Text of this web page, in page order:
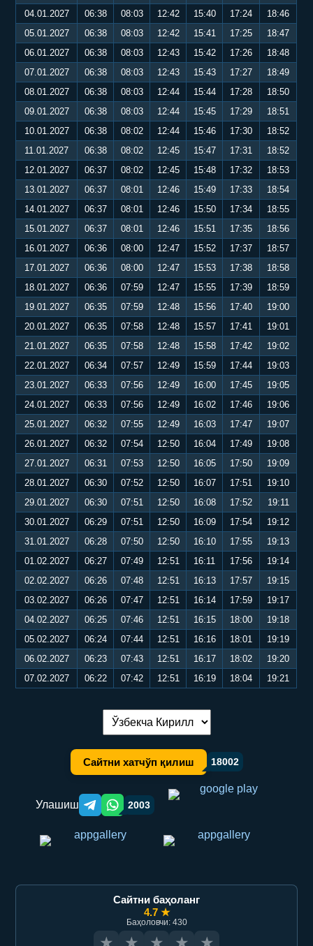
04.01.2027
06:38 08:03 12:42 15:40 17:24
18:46
05.01.2027
06:38 08:03 12:42 15:41 17:25
18:47
06.01.2027
06:38 08:03 12:43 15:42 17:26
18:48
07.01.2027
06:38 08:03 12:43 15:43 17:27
18:49
08.01.2027
06:38 08:03 12:44 15:44 17:28
18:50
09.01.2027
06:38 08:03 12:44 15:45 17:29
18:51
10.01.2027
06:38 08:02 12:44 15:46 17:30
18:52
11.01.2027
06:38 08:02 12:45 15:47 17:31
18:52
12.01.2027
06:37 08:02 12:45 15:48 17:32
18:53
13.01.2027
06:37 08:01 12:46 15:49 17:33
18:54
14.01.2027
06:37 08:01 12:46 15:50 17:34
18:55
15.01.2027
06:37 08:01 12:46 15:51 17:35
18:56
16.01.2027
06:36 08:00 12:47 15:52 17:37
18:57
17.01.2027
06:36 08:00 12:47 15:53 17:38
18:58
18.01.2027
06:36 07:59 12:47 15:55 17:39
18:59
19.01.2027
06:35 07:59 12:48 15:56 17:40
19:00
20.01.2027
06:35 07:58 12:48 15:57 17:41
19:01
21.01.2027
06:35 07:58 12:48 15:58 17:42
19:02
22.01.2027
06:34 07:57 12:49 15:59 17:44
19:03
23.01.2027
06:33 07:56 12:49 16:00 17:45
19:05
24.01.2027
06:33 07:56 12:49 16:02 17:46
19:06
25.01.2027
06:32 07:55 12:49 16:03 17:47
19:07
26.01.2027
06:32 07:54 12:50 16:04 17:49
19:08
27.01.2027
06:31 07:53 12:50 16:05 17:50
19:09
28.01.2027
06:30 07:52 12:50 16:07 17:51
19:10
29.01.2027
06:30 07:51 12:50 16:08 17:52
19:11
30.01.2027
06:29 07:51 12:50 16:09 17:54
19:12
31.01.2027
06:28 07:50 12:50 16:10 17:55
19:13
01.02.2027
06:27 07:49 12:51 16:11 17:56
19:14
02.02.2027
06:26 07:48 12:51 16:13 17:57
19:15
03.02.2027
06:26 07:47 12:51 16:14 17:59
19:17
04.02.2027
06:25 07:46 12:51 16:15 18:00
19:18
05.02.2027
06:24 07:44 12:51 16:16 18:01
19:19
06.02.2027
06:23 07:43 12:51 16:17 18:02
19:20
07.02.2027
06:22 07:42 12:51 16:19 18:04 19:21
Тилни алмаштириш:
Сайтни хатчўп қилиш 18002
Улашиш Telegram orqali ulashish
WhatsApp orqali ulashish
2003
Сайтни баҳоланг
4.7 ★
Баҳоловчи: 430